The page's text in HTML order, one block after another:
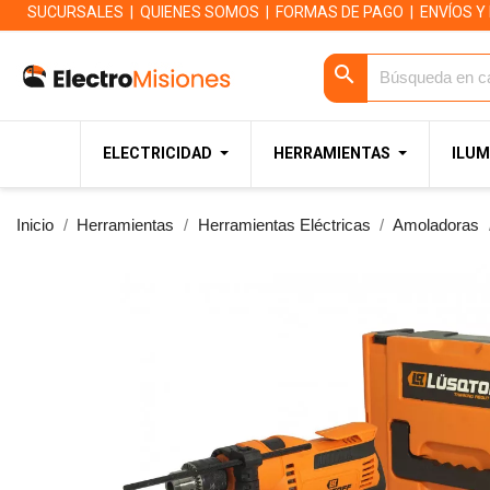
SUCURSALES QUIENES SOMOS FORMAS DE PAGO ENVÍOS
search
ELECTRICIDAD HERRAMIENTAS
Inicio Herramientas Herramientas Eléctricas Amoladoras